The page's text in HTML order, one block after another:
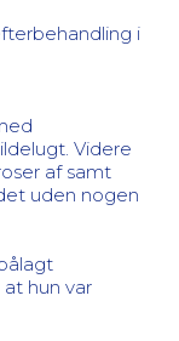
i
Videre
af samt
uden nogen
hun var